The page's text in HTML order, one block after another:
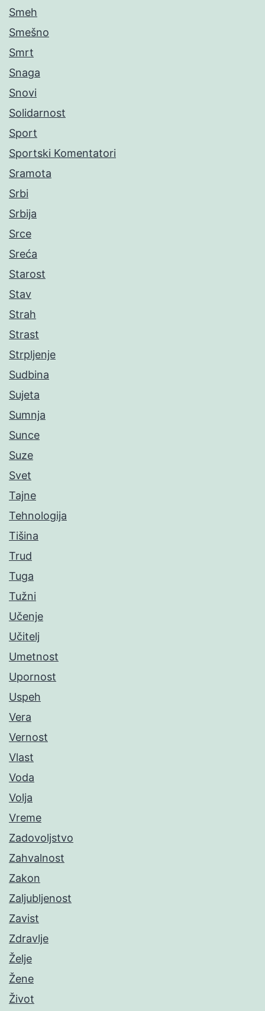
Smeh
Smešno
Smrt
Snaga
Snovi
Solidarnost
Sport
Sportski Komentatori
Sramota
Srbi
Srbija
Srce
Sreća
Starost
Stav
Strah
Strast
Strpljenje
Sudbina
Sujeta
Sumnja
Sunce
Suze
Svet
Tajne
Tehnologija
Tišina
Trud
Tuga
Tužni
Učenje
Učitelj
Umetnost
Upornost
Uspeh
Vera
Vernost
Vlast
Voda
Volja
Vreme
Zadovoljstvo
Zahvalnost
Zakon
Zaljubljenost
Zavist
Zdravlje
Želje
Žene
Život